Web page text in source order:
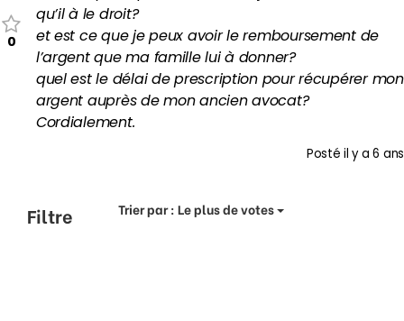
0
qu’il à le droit?
et est ce que je peux avoir le remboursement de
l’argent que ma famille lui à donner?
quel est le délai de prescription pour récupérer mon
argent auprès de mon ancien avocat?
Cordialement.
Postéil y a 6 ans
Filtre Trier par :Le plus de votes